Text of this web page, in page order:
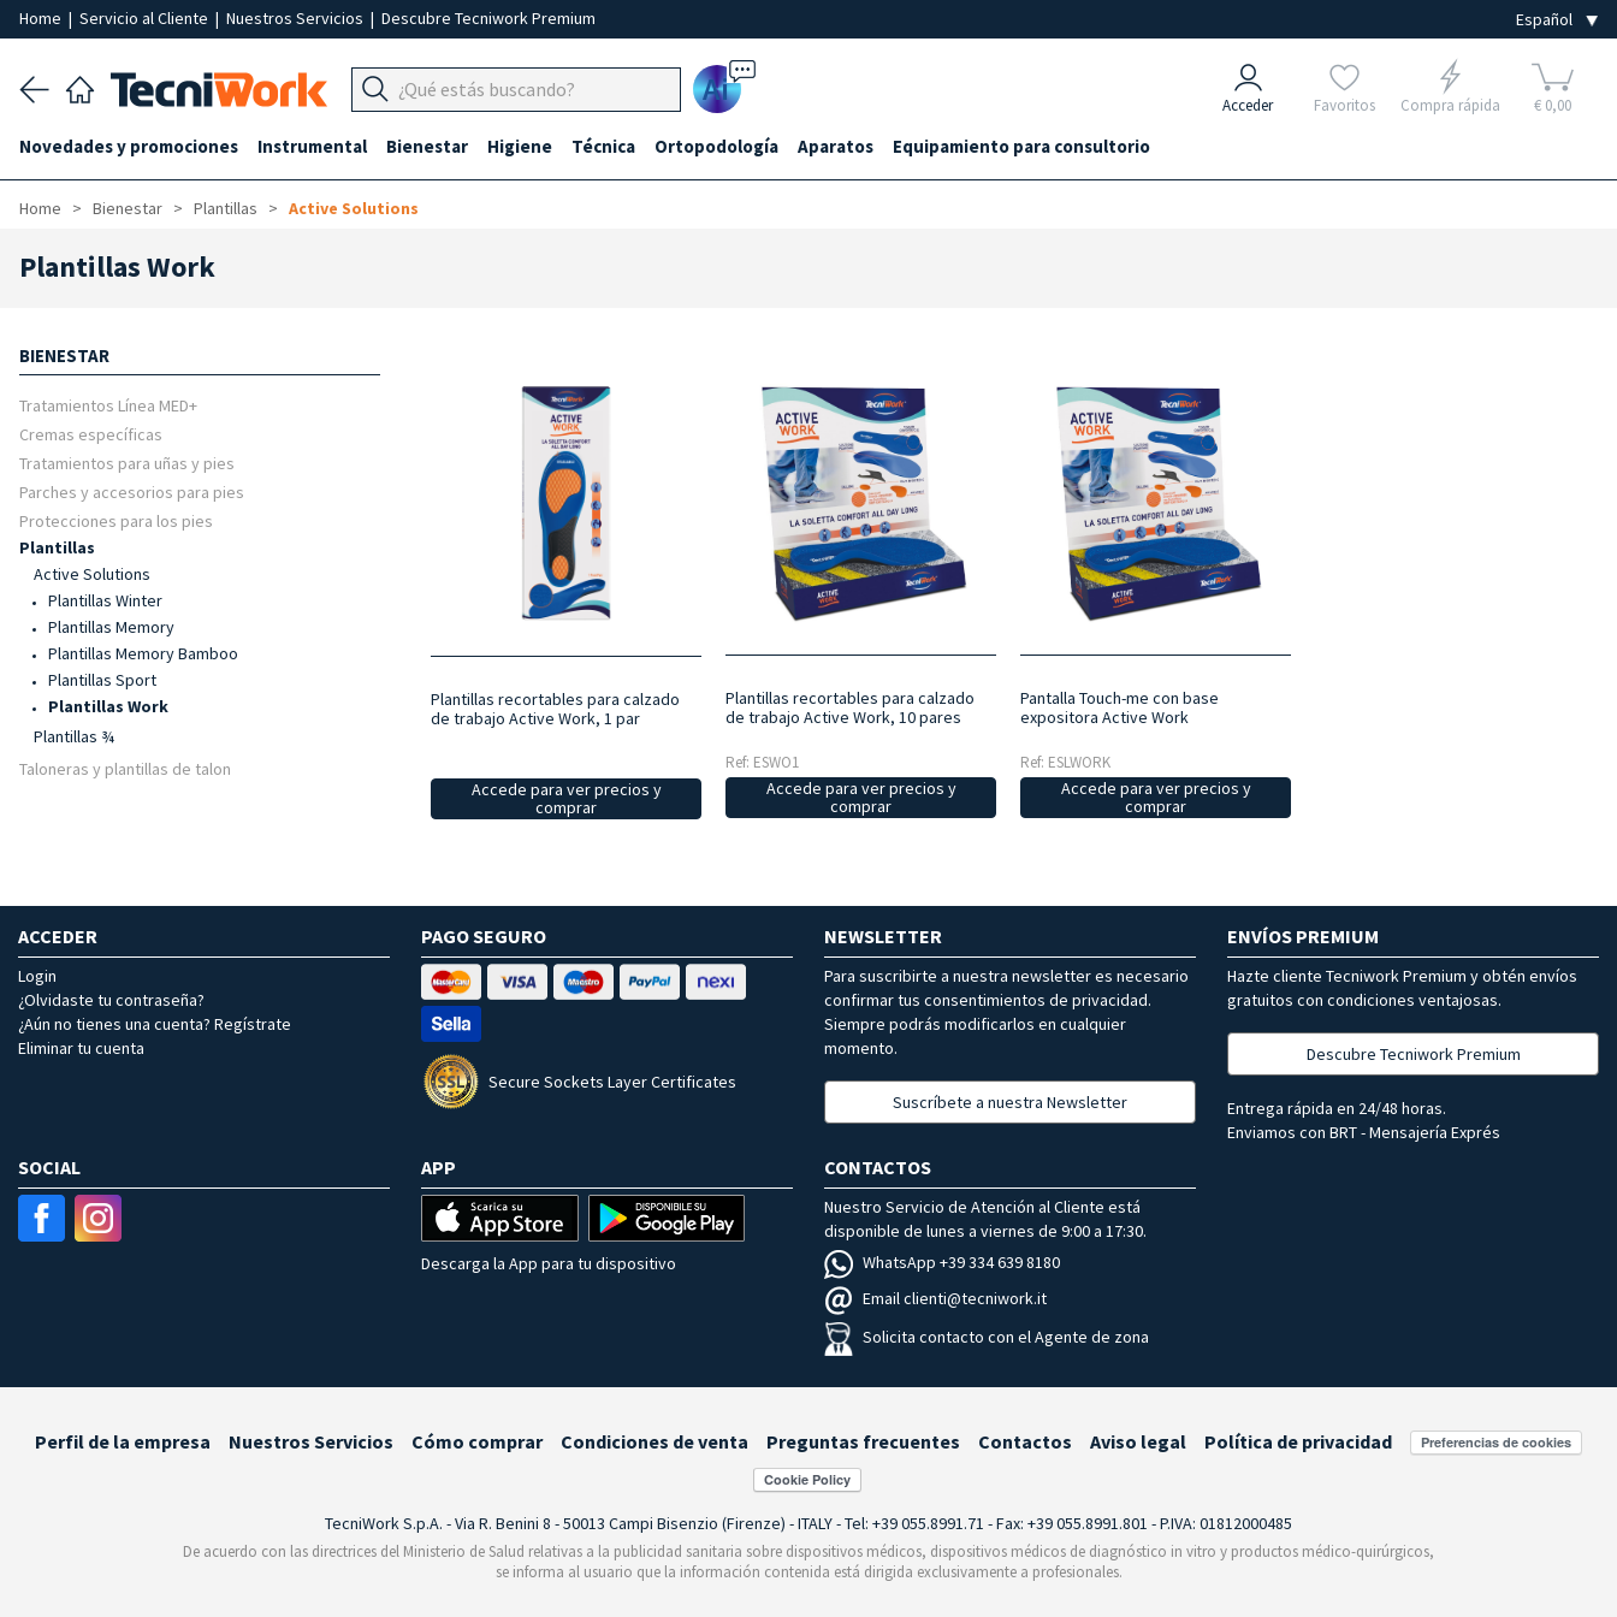
Home | Servicio al Cliente | Nuestros Servicios | Descubre Tecniwork Premium
Ai Acceder Favoritos Compra rápida € 0,00
Novedades y promociones Instrumental Bienestar Higiene Técnica Ortopodología Aparatos Equipamiento para consultorio
Home Bienestar Plantillas Active Solutions
Plantillas Work
BIENESTAR
Tratamientos Línea MED+
Cremas específicas
Tratamientos para uñas y pies
Parches y accesorios para pies
Protecciones para los pies
Plantillas
Active Solutions
Plantillas Winter
Plantillas Memory
Plantillas Memory Bamboo
Plantillas Sport
Plantillas Work
Plantillas ¾
Taloneras y plantillas de talon
Plantillas recortables para calzado
de trabajo Active Work, 1 par
Accede para ver precios y
comprar
Plantillas recortables para calzado
de trabajo Active Work, 10 pares
Ref: ESWO1
Accede para ver precios y
comprar
Pantalla Touch-me con base
expositora Active Work
Ref: ESLWORK
Accede para ver precios y
comprar
ACCEDER
Login
¿Olvidaste tu contraseña?
¿Aún no tienes una cuenta? Regístrate
Eliminar tu cuenta
PAGO SEGURO
Secure Sockets Layer Certificates
NEWSLETTER
Para suscribirte a nuestra newsletter es necesario
confirmar tus consentimientos de privacidad.
Siempre podrás modificarlos en cualquier
momento.
Suscríbete a nuestra Newsletter
ENVÍOS PREMIUM
Hazte cliente Tecniwork Premium y obtén envíos
gratuitos con condiciones ventajosas.
Descubre Tecniwork Premium
Entrega rápida en 24/48 horas.
Enviamos con BRT - Mensajería Exprés
SOCIAL APP
Descarga la App para tu dispositivo
CONTACTOS
Nuestro Servicio de Atención al Cliente está
disponible de lunes a viernes de 9:00 a 17:30.
WhatsApp +39 334 639 8180
Email clienti@tecniwork.it
Solicita contacto con el Agente de zona
Perfil de la empresa Nuestros Servicios Cómo comprar Condiciones de venta Preguntas frecuentes Contactos Aviso legal Política de privacidad Preferencias de cookies
TecniWork S.p.A. - Via R. Benini 8 - 50013 Campi Bisenzio (Firenze) - ITALY - Tel: +39 055.8991.71 - Fax: +39 055.8991.801 - P.IVA: 01812000485
De acuerdo con las directrices del Ministerio de Salud relativas a la publicidad sanitaria sobre dispositivos médicos, dispositivos médicos de diagnóstico in vitro y productos médico-quirúrgicos,
se informa al usuario que la información contenida está dirigida exclusivamente a profesionales.